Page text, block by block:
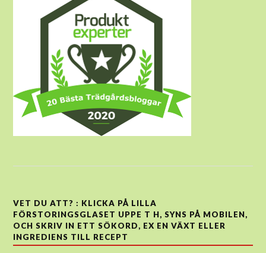
VET DU ATT? : KLICKA PÅ LILLA
FÖRSTORINGSGLASET UPPE T H, SYNS PÅ MOBILEN,
OCH SKRIV IN ETT SÖKORD, EX EN VÄXT ELLER
INGREDIENS TILL RECEPT